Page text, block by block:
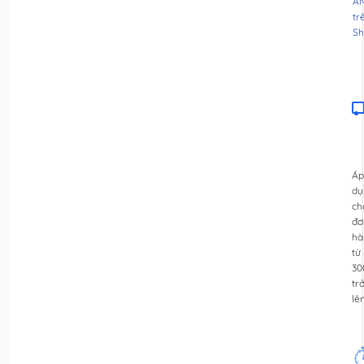
Áp
từ
trở